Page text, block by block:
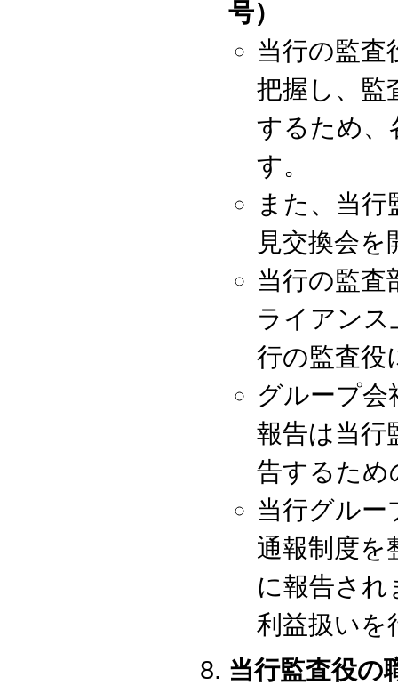
号）
当行の監査
把握し、監
するため、
す。
また、当
見交換会
当行の監査
ライアンス
行の監査役
グループ会
報告は当行
告するため
当行グルー
通報制度を
に報告され
利益扱いを
当行監査役の